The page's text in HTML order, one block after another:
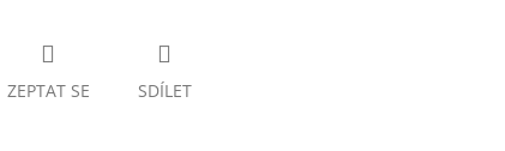
ZEPTAT SE SDÍLET